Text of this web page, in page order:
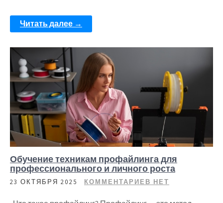
Читать далее →
Обучение техникам профайлинга для
профессионального и личного роста
23 ОКТЯБРЯ 2025 КОММЕНТАРИЕВ НЕТ